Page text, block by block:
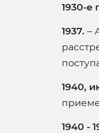
1930-е
1937. –
1940,
1940 -